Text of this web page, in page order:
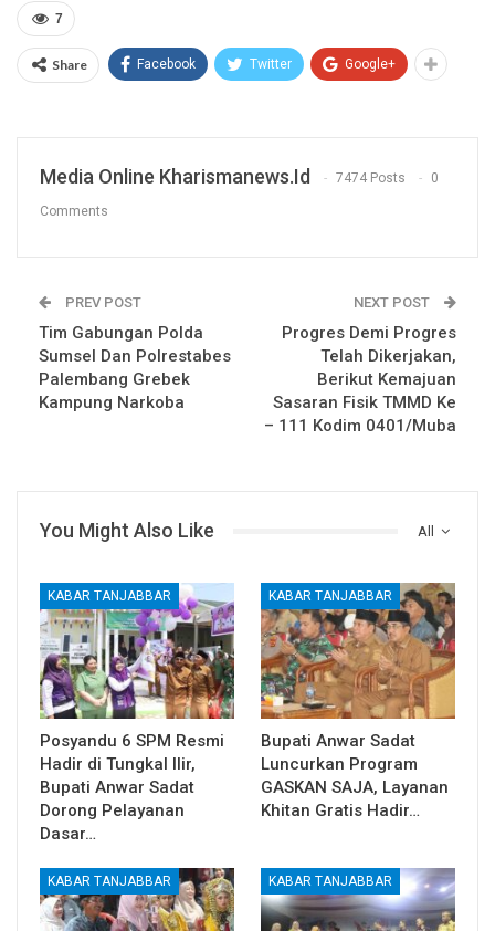
7
Share Facebook Twitter Google+
Media Online Kharismanews.id 7474 Posts 0
Comments
PREV POST
Tim Gabungan Polda
Sumsel Dan Polrestabes
Palembang Grebek
Kampung Narkoba
NEXT POST
Progres Demi Progres
Telah Dikerjakan,
Berikut Kemajuan
Sasaran Fisik TMMD Ke
– 111 Kodim 0401/Muba
All
You Might Also Like
KABAR TANJABBAR
Posyandu 6 SPM Resmi
Hadir di Tungkal Ilir,
Bupati Anwar Sadat
Dorong Pelayanan
Dasar…
KABAR TANJABBAR
Bupati Anwar Sadat
Luncurkan Program
GASKAN SAJA, Layanan
Khitan Gratis Hadir…
KABAR TANJABBAR KABAR TANJABBAR